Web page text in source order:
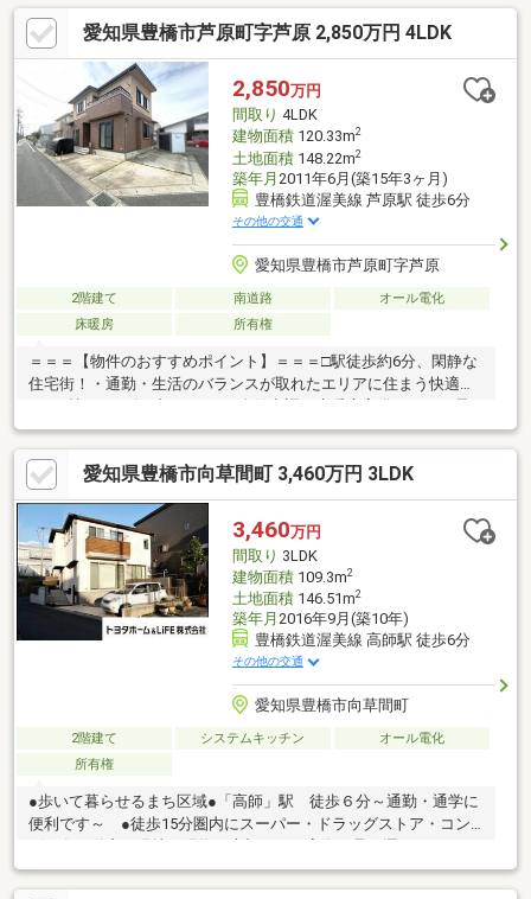
でお車好きの方にもおすすめ！□カーポートがあるため、大切な
お車を雨風から防ぐことが出来ます◎＝＝＝《周辺環境》＝＝
＝・汐田小学校 徒歩約9分・牟呂中学校 徒歩約25分・ミニス
トップ豊橋神ノ輪町店 徒歩約6分・ドン・キホーテMEGA豊橋
店 徒歩約12分▼住宅ローンのご相談や、現地内覧のご予約等い
つでも承っております♪▼
愛知県豊橋市芦原町字芦原 2,850万円 4LDK
2,850万円
間取り 4LDK
建物面積120.33m2
土地面積148.22m2
築年月 2011年6月(築15年3ヶ月)
豊橋鉄道渥美線 芦原駅 徒歩6分
その他の交通
愛知県豊橋市芦原町字芦原
2階建て 南道路
オール電化
床暖房
所有権
＝＝＝【物件のおすすめポイント】＝＝＝□駅徒歩約6分、閑静な
住宅街！・通勤・生活のバランスが取れたエリアに住まう快適
化住宅の快適な居住空間♪□利便性と落ち着き、どちらも叶う立
地。・3方向道路の角地かつ、近隣に飲食店や教育施設が充実して
おります◎＝＝＝【周辺環境】＝＝＝・芦原小学校 徒歩約8分・
本郷中学校 徒歩約26分・あしはら保育園 徒歩約9分・豊橋鉄
道渥美線「芦原」駅 徒歩約6分・ファミリーマート豊橋松井町
店 徒歩約6分・ココカラファイン西高師店 徒歩約13分
△▼△▼ぜひお気軽にお問合せ下さい♪▼△▼△
愛知県豊橋市向草間町 3,460万円 3LDK
3,460万円
間取り 3LDK
建物面積109.3m2
土地面積146.51m2
築年月 2016年9月(築10年)
豊橋鉄道渥美線 高師駅 徒歩6分
その他の交通
愛知県豊橋市向草間町
2階建て システムキッチン
オール電化
所有権
●歩いて暮らせるまち区域●「高師」駅 徒歩６分～通勤・通学に
便利です～ ●徒歩15分圏内にスーパー・ドラッグストア・コン
くと、現地の室内や周辺の環境等を感じていただけます。